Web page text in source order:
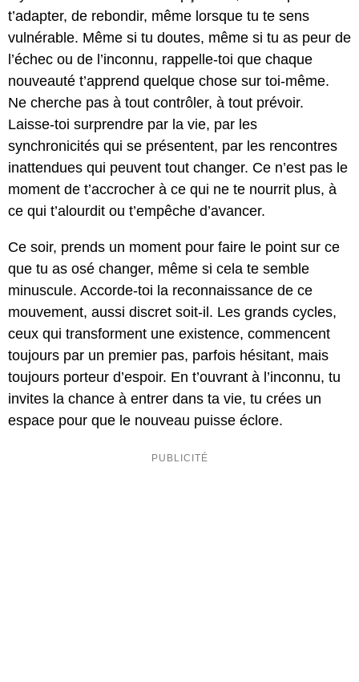
t’adapter, de rebondir, même lorsque tu te sens
vulnérable. Même si tu doutes, même si tu as peur de
l’échec ou de l’inconnu, rappelle-toi que chaque
nouveauté t’apprend quelque chose sur toi-même.
Ne cherche pas à tout contrôler, à tout prévoir.
Laisse-toi surprendre par la vie, par les
synchronicités qui se présentent, par les rencontres
inattendues qui peuvent tout changer. Ce n’est pas le
moment de t’accrocher à ce qui ne te nourrit plus, à
ce qui t’alourdit ou t’empêche d’avancer.
Ce soir, prends un moment pour faire le point sur ce
que tu as osé changer, même si cela te semble
minuscule. Accorde-toi la reconnaissance de ce
mouvement, aussi discret soit-il. Les grands cycles,
ceux qui transforment une existence, commencent
toujours par un premier pas, parfois hésitant, mais
toujours porteur d’espoir. En t’ouvrant à l’inconnu, tu
invites la chance à entrer dans ta vie, tu crées un
espace pour que le nouveau puisse éclore.